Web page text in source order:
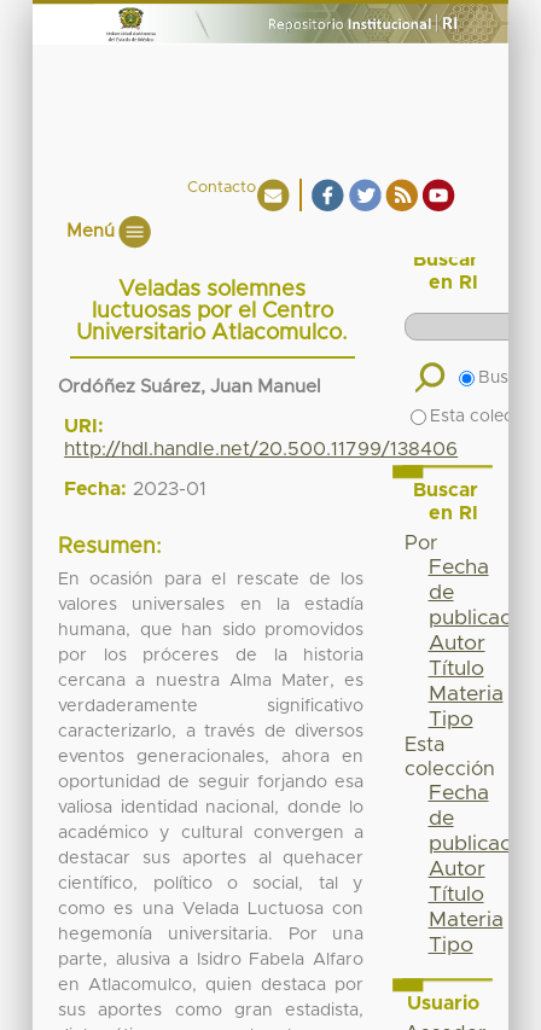
Contacto
Menú
Veladas solemnes
luctuosas por el Centro
Universitario Atlacomulco.
Ordóñez Suárez, Juan Manuel
URI:
http://hdl.handle.net/20.500.11799/138406
Fecha: 2023-01
Resumen:
En ocasión para el rescate de los
valores universales en la estadía
humana, que han sido promovidos
por los próceres de la historia
cercana a nuestra Alma Mater, es
verdaderamente significativo
caracterizarlo, a través de diversos
eventos generacionales, ahora en
oportunidad de seguir forjando esa
valiosa identidad nacional, donde lo
académico y cultural convergen a
destacar sus aportes al quehacer
científico, político o social, tal y
como es una Velada Luctuosa con
hegemonía universitaria. Por una
parte, alusiva a Isidro Fabela Alfaro
en Atlacomulco, quien destaca por
sus aportes como gran estadista,
Buscar
en RI
Buscar
Esta
Buscar
en RI
Por
Fecha
de
publicación
Autor
Título
Materia
Tipo
Esta
colección
Fecha
de
publicación
Autor
Título
Materia
Tipo
Usuario